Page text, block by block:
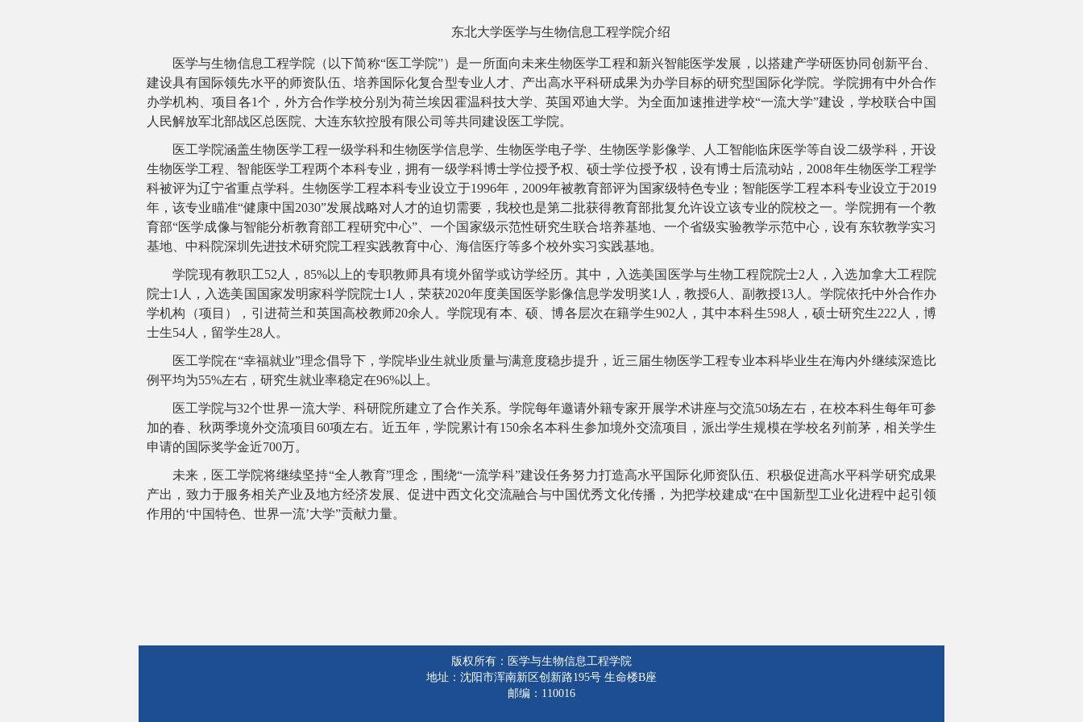
东北大学医学与生物信息工程学院介绍
医学与生物信息工程学院（以下简称“医工学院”）是一所面向未来生物医学工程和新兴智能医学发展，以搭建产学研医协同创新平台、
建设具有国际领先水平的师资队伍、培养国际化复合型专业人才、产出高水平科研成果为办学目标的研究型国际化学院。学院拥有中外合作
办学机构、项目各1个，外方合作学校分别为荷兰埃因霍温科技大学、英国邓迪大学。为全面加速推进学校“一流大学”建设，学校联合中国
人民解放军北部战区总医院、大连东软控股有限公司等共同建设医工学院。
医工学院涵盖生物医学工程一级学科和生物医学信息学、生物医学电子学、生物医学影像学、人工智能临床医学等自设二级学科，开设
生物医学工程、智能医学工程两个本科专业，拥有一级学科博士学位授予权、硕士学位授予权，设有博士后流动站， 2008年生物医学工程学
科被评为辽宁省重点学科。生物医学工程本科专业设立于1996年， 2009年被教育部评为国家级特色专业；智能医学工程本科专业设立于2019
年，该专业瞄准“健康中国 2030”发展战略对人才的迫切需要，我校也是第二批获得教育部批复允许设立该专业的院校之一。学院拥有一个教
育部“医学成像与智能分析教育部工程研究中心”、一个国家级示范性研究生联合培养基地、一个省级实验教学示范中心，设有东软教学实习
基地、中科院深圳先进技术研究院工程实践教育中心、海信医疗等多个校外实习实践基地。
学院现有教职工52 人， 85%以上的专职教师具有境外留学或访学经历。其中，入选美国医学与生物工程院院士2 人，入选加拿大工程院
院士1 人，入选美国国家发明家科学院院士1 人，荣获2020年度美国医学影像信息学发明奖1 人，教授6人、副教授13 人。学院依托中外合作办
学机构（项目），引进荷兰和英国高校教师20余人。学院现有本、硕、博各层次在籍学生902人，其中本科生598人，硕士研究生222 人，博
士生54 人，留学生28人。
医工学院在“幸福就业”理念倡导下，学院毕业生就业质量与满意度稳步提升，近三届生物医学工程专业本科毕业生在海内外继续深造比
例平均为55%左右，研究生就业率稳定在96%以上。
医工学院与32个世界一流大学、科研院所建立了合作关系。学院每年邀请外籍专家开展学术讲座与交流50场左右，在校本科生每年可参
加的春、秋两季境外交流项目 60项左右。近五年，学院累计有150余名本科生参加境外交流项目，派出学生规模在学校名列前茅，相关学生
申请的国际奖学金近700万。
未来，医工学院将继续坚持“全人教育”理念，围绕“一流学科”建设任务努力打造高水平国际化师资队伍、积极促进高水平科学研究成果
产出，致力于服务相关产业及地方经济发展、促进中西文化交流融合与中国优秀文化传播，为把学校建成“在中国新型工业化进程中起引领
作用的‘中国特色、世界一流’大学”贡献力量。
版权所有：医学与生物信息工程学院
地址：沈阳市浑南新区创新路195号 生命楼B座
邮编：110016